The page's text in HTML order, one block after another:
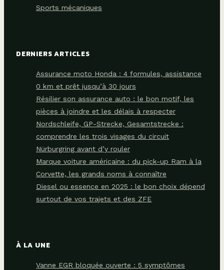
Sports mécaniques
DERNIERS ARTICLES
Assurance moto Honda : 4 formules, assistance
0 km et prêt jusqu’à 30 jours
Résilier son assurance auto : le bon motif, les
pièces à joindre et les délais à respecter
Nordschleife, GP-Strecke, Gesamtstrecke :
comprendre les trois visages du circuit
Nürburgring avant d’y rouler
Marque voiture américaine : du pick-up Ram à la
Corvette, les grands noms à connaître
Diesel ou essence en 2025 : le bon choix dépend
surtout de vos trajets et des ZFE
À LA UNE
Vanne EGR bloquée ouverte : 5 symptômes